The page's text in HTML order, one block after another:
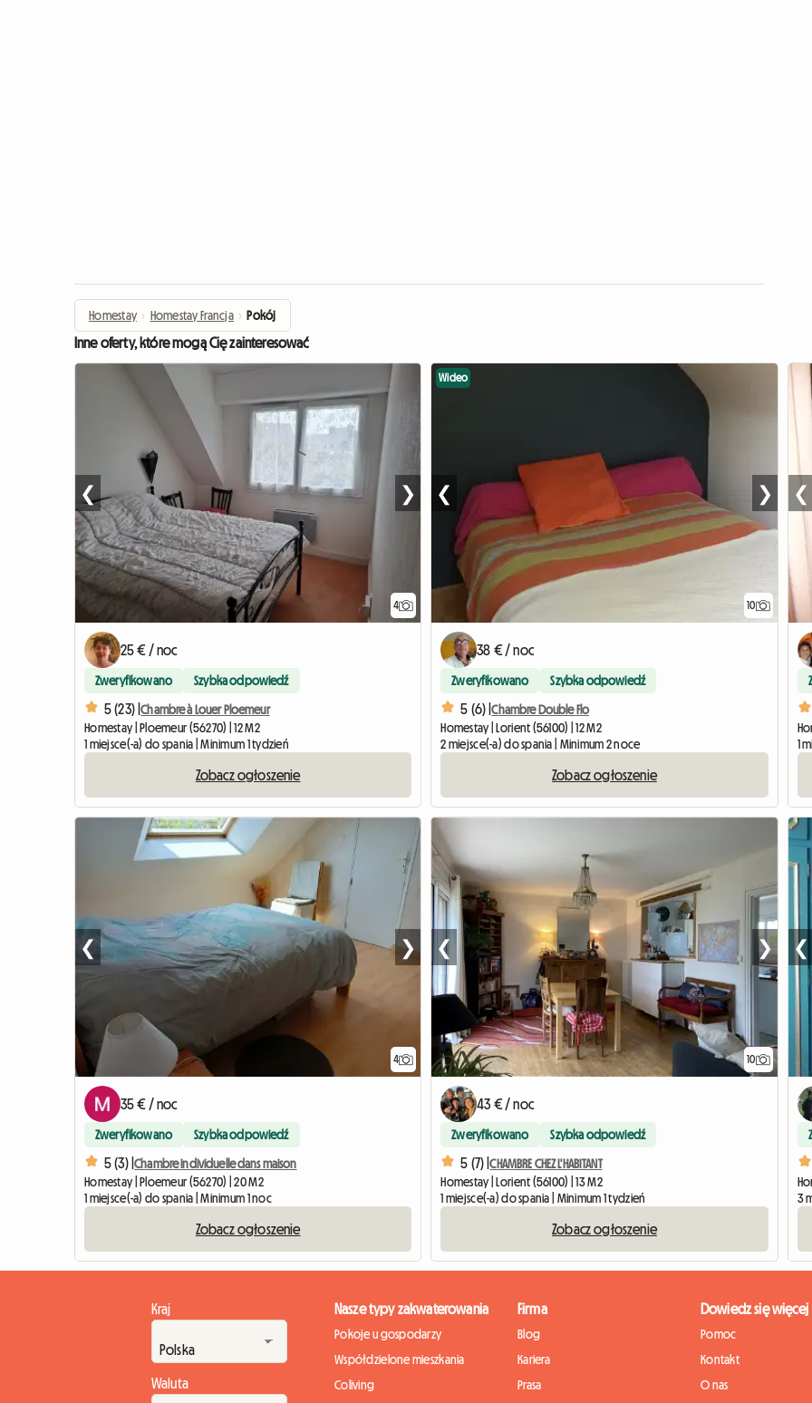
Homestay › Homestay Francja › Pokój
Inne oferty, które mogą Cię zainteresować
4
❮ ❯
25 € / noc
Zweryfikowano Szybka odpowiedź
5 (23) |Chambre à Louer Ploemeur
Homestay | Ploemeur (56270) | 12 M2
1 miejsce(-a) do spania | Minimum 1 tydzień
Zobacz ogłoszenie
10
Wideo
❮ ❯
38 € / noc
Zweryfikowano Szybka odpowiedź
5 (6) |Chambre Double Flo
Homestay | Lorient (56100) | 12 M2
2 miejsce(-a) do spania | Minimum 2 noce
Zobacz ogłoszenie
❮
1
4
❮ ❯
35 € / noc
Zweryfikowano Szybka odpowiedź
5 (3) |Chambre individuelle dans maison
Homestay | Ploemeur (56270) | 20 M2
1 miejsce(-a) do spania | Minimum 1 noc
Zobacz ogłoszenie
10
❮ ❯
43 € / noc
Zweryfikowano Szybka odpowiedź
5 (7) |CHAMBRE CHEZ L'HABITANT
Homestay | Lorient (56100) | 13 M2
1 miejsce(-a) do spania | Minimum 1 tydzień
Zobacz ogłoszenie
❮
3
Kraj
Waluta
Nasze typy zakwaterowania
Pokoje u gospodarzy
Współdzielone mieszkania
Coliving
Firma
Blog
Kariera
Prasa
Dowiedz się więcej
Pomoc
Kontakt
O nas